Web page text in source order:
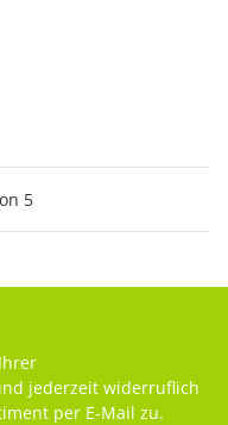
5
jederzeit widerruflich
per E-Mail zu.